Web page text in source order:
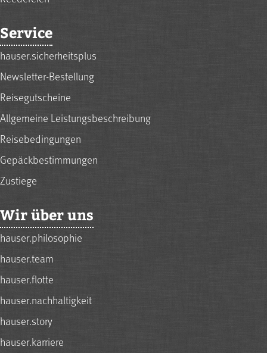
Service
hauser.sicherheitsplus
Newsletter-Bestellung
Reisegutscheine
Allgemeine Leistungsbeschreibung
Reisebedingungen
Gepäckbestimmungen
Zustiege
Wir über uns
hauser.philosophie
hauser.team
hauser.flotte
hauser.nachhaltigkeit
hauser.story
hauser.karriere